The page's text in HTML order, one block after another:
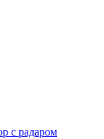
с радаром